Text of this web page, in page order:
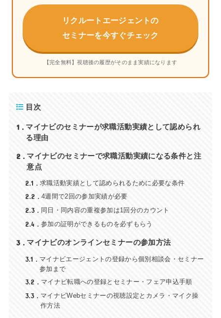
リクルートエージェントの
セミナーを今すぐチェック
【完全無料】視聴後の履歴がそのまま実績になります
目次
1
マイナビのセミナーが求職活動実績として認められ
る理由
2
マイナビのセミナーで求職活動実績になる条件と注
意点
2.1 求職活動実績として認められるために必要な条件
2.2 4週間で2回の参加実績が必要
2.3 同日・同内容の重複参加は1回分のカウント
2.4 参加の証明ができるものを必ずもらう
3 マイナビのオンラインセミナーの参加方法
3.1
マイナビエージェントの登録から個別相談会・セミナー
参加まで
3.2 マイナビ転職への登録とセミナー・フェア申込手順
3.3
マイナビWebセミナーの視聴設定とカメラ・マイク操
作方法